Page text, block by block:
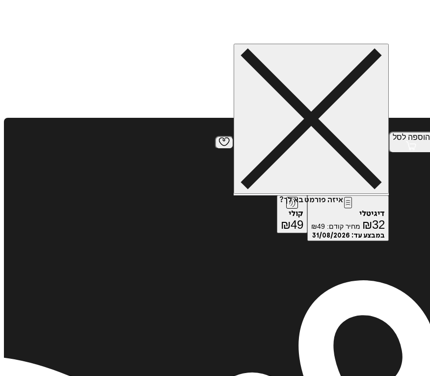
הוספה לסל
איזה פורמט בא לך?
דיגיטלי
₪32 מחיר קודם: ₪49
במבצע עד: 31/08/2026
קולי
₪49